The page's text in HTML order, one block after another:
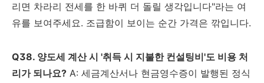
리면 차라리 전세를 한 바퀴 더 돌릴 생각입니다"라는 여
유를 보여주세요. 조급함이 보이는 순간 가격은 깎입니다.
Q38. 양도세 계산 시 '취득 시 지불한 컨설팅비'도 비용 처
리가 되나요? A: 세금계산서나 현금영수증이 발행된 정식